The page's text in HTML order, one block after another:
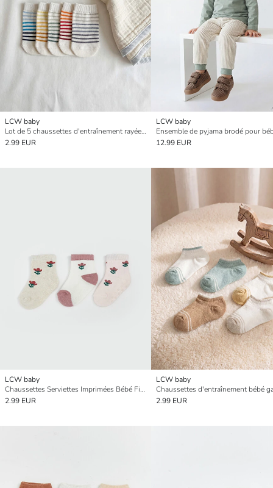
LCW baby
Lot de 5 chaussettes d'entraînement rayées pour bébés garçons
2.99 EUR
LCW baby
12.99 EUR
LCW baby
Chaussettes Serviettes Imprimées Bébé Fille Lot de 3
2.99 EUR
LCW baby
2.99 EUR